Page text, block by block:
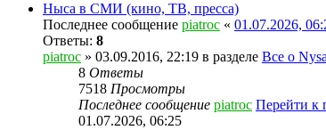
Ныса в СМИ (кино, ТВ, пресса)
Последнее сообщение piatroc « 01.07.2026,
Ответы: 8
piatroc » 03.09.2016, 22:19 в разделе Все о
8 Ответы
7518 Просмотры
Последнее сообщение piatroc Перейти к
01.07.2026, 06:25